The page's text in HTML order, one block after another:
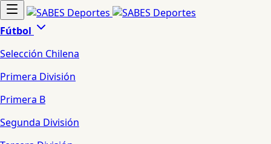
Fútbol
Selección Chilena
Primera División
Primera B
Segunda División